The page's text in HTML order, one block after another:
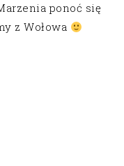
ponoć się
z Wołowa